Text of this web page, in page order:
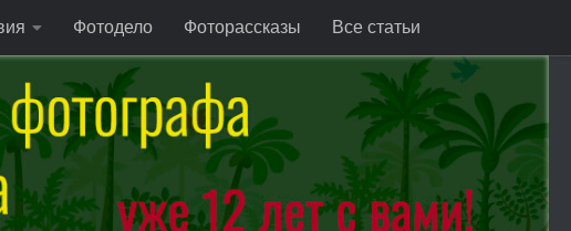
Фотодело Фоторассказы Все статьи